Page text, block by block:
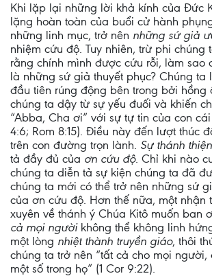
Khi lặp lại những lời khả kính của Đức
lặng hoàn toàn của buổi cử hành
những linh mục, trở nên những sứ giả
nhiệm cứu độ. Tuy nhiên, trừ phi chúng
rằng chính mình được cứu rỗi, làm sao
là những sứ giả thuyết phục? Chúng ta
đầu tiên rúng động bên trong bởi hồng
chúng ta dậy từ sự yếu đuối và khiến
“Abba, Cha ơi” với sự tự tin của con
4:6; Rom 8:15). Điều này đến lượt thúc
trên con đường trọn lành. Sự thánh thiện
tả đầy đủ của ơn cứu độ. Chỉ khi nào
chúng ta diễn tả sự kiện chúng ta đã
chúng ta mới có thể trở nên những sứ
của ơn cứu độ. Hơn thế nữa, một nhận
xuyên về thánh ý Chúa Kitô muốn ban
cả mọi ngườikhông thể không linh
một lòng nhiệt thành truyền giáo, thôi
chúng ta trở nên “tất cả cho mọi người,
một số trong họ” (1 Cor 9:22).